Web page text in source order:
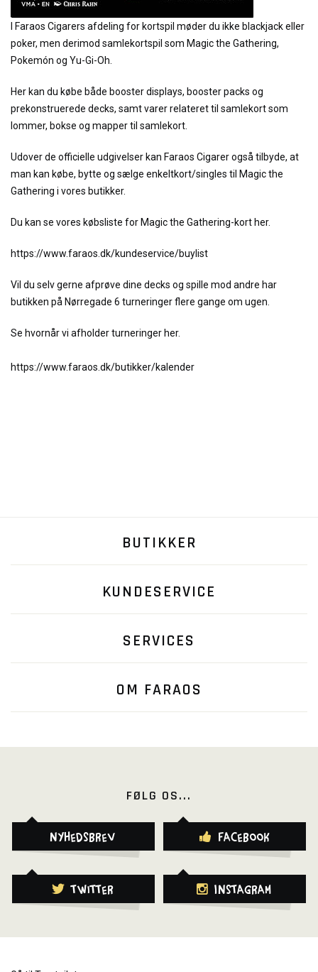
I Faraos Cigarers afdeling for kortspil møder du ikke blackjack eller
poker, men derimod samlekortspil som Magic the Gathering,
Pokemón og Yu-Gi-Oh.
Her kan du købe både booster displays, booster packs og
prekonstruerede decks, samt varer relateret til samlekort som
lommer, bokse og mapper til samlekort.
Udover de officielle udgivelser kan Faraos Cigarer også tilbyde, at
man kan købe, bytte og sælge enkeltkort/singles til Magic the
Gathering i vores butikker.
Du kan se vores købsliste for Magic the Gathering-kort her.
https://www.faraos.dk/kundeservice/buylist
Vil du selv gerne afprøve dine decks og spille mod andre har
butikken på Nørregade 6 turneringer flere gange om ugen.
Se hvornår vi afholder turneringer her.
https://www.faraos.dk/butikker/kalender
BUTIKKER
KUNDESERVICE
SERVICES
OM FARAOS
FØLG OS...
Nyhedsbrev Facebook
Twitter Instagram